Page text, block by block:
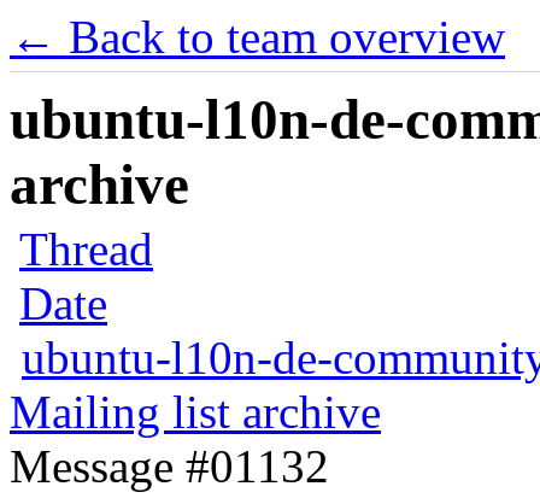
← Back to team overview
ubuntu-l10n-de-
archive
Thread
Date
ubuntu-l10n-de-
Mailing list archive
Message #01132